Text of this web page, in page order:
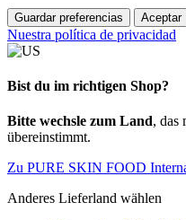
Guardar preferencias Aceptar
Nuestra política de privacidad
Bist du im richtigen Shop?
Bitte wechsle zum Land, das
übereinstimmt.
Zu PURE SKIN FOOD
Anderes Lieferland wählen